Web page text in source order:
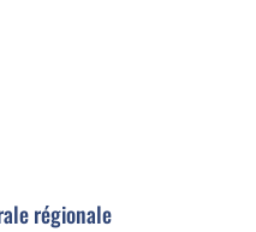
régionale